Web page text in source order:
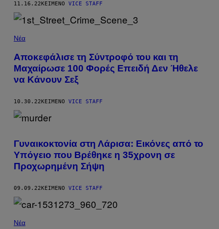
11.16.22 ΚΕΊΜΕΝΟ VICE STAFF
Νέα
Αποκεφάλισε τη Σύντροφό του και τη
Μαχαίρωσε 100 Φορές Επειδή Δεν Ήθελε
να Κάνουν Σεξ
10.30.22ΚΕΊΜΕΝΟ VICE STAFF
Γυναικοκτονία στη Λάρισα: Εικόνες από το
Υπόγειο που Βρέθηκε η 35χρονη σε
Προχωρημένη Σήψη
09.09.22 ΚΕΊΜΕΝΟ VICE STAFF
Νέα